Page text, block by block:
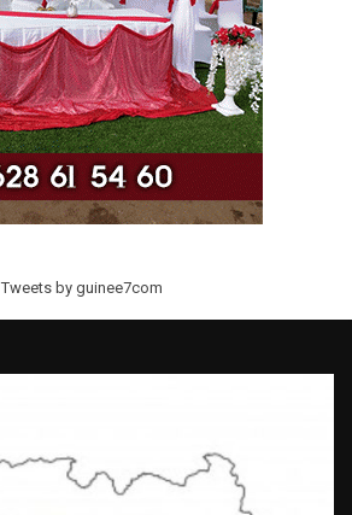
Tweets by guinee7com